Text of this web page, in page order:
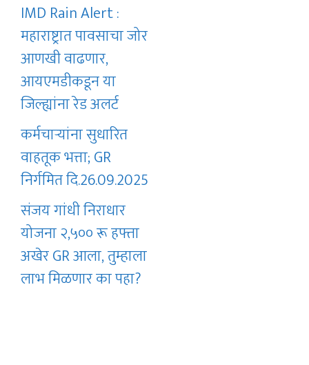
IMD Rain Alert :
महाराष्ट्रात पावसाचा जोर
आणखी वाढणार,
आयएमडीकडून या
जिल्ह्यांना रेड अलर्ट
कर्मचाऱ्यांना सुधारित
वाहतूक भत्ता; GR
निर्गमित दि.26.09.2025
संजय गांधी निराधार
योजना २,५०० रू हफ्ता
अखेर GR आला, तुम्हाला
लाभ मिळणार का पहा?